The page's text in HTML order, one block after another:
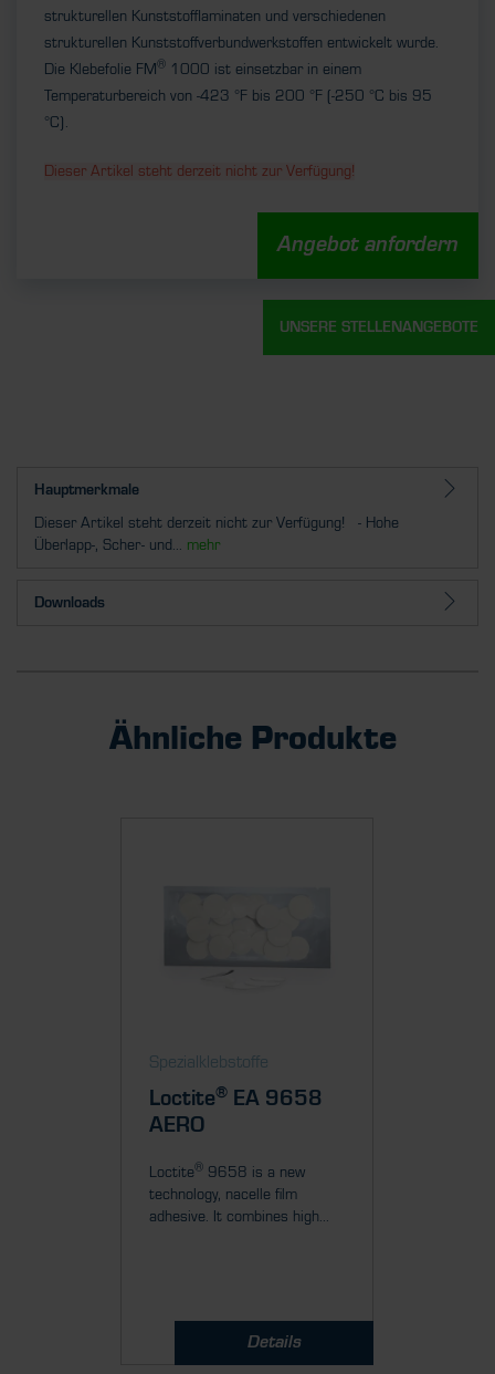
strukturellen Kunststofflaminaten und verschiedenen
strukturellen Kunststoffverbundwerkstoffen entwickelt wurde.
Die Klebefolie FM® 1000 ist einsetzbar in einem
Temperaturbereich von -423 °F bis 200 °F (-250 °C bis 95
°C).
Dieser Artikel steht derzeit nicht zur Verfügung!
Angebot anfordern
Hauptmerkmale
Dieser Artikel steht derzeit nicht zur Verfügung! - Hohe
Überlapp-, Scher- und... mehr
Downloads
Ähnliche Produkte
Spezialklebstoffe
Loctite® EA 9658
AERO
Loctite® 9658 is a new
technology, nacelle film
adhesive. It combines high...
Details
UNSERE STELLENANGEBOTE